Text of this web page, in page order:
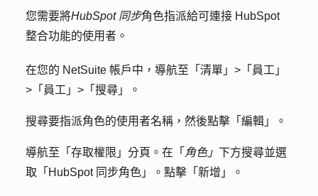
您需要將HubSpot 同步角色指派給可連接 HubSpot
整合功能的使用者。
在您的 NetSuite 帳戶中，導航至「 清單 」> 「員工」
> 「員工 」 >「搜尋 」。
搜尋要指派角色的使用者名稱，然後點擊「 編輯 」。
導航至「 存取權限 」分頁。在「 角色」 下方搜尋並選
取 「HubSpot 同步角色」 。點擊「 新增 」。